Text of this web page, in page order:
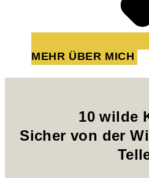
MEHR ÜBER MICH
10 wilde
Sicher von der